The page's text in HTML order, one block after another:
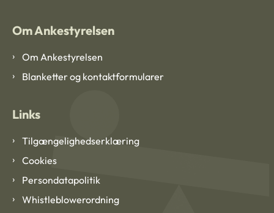
Om Ankestyrelsen
Om Ankestyrelsen
Blanketter og kontaktformularer
Links
Tilgængelighedserklæring
Cookies
Persondatapolitik
Whistleblowerordning